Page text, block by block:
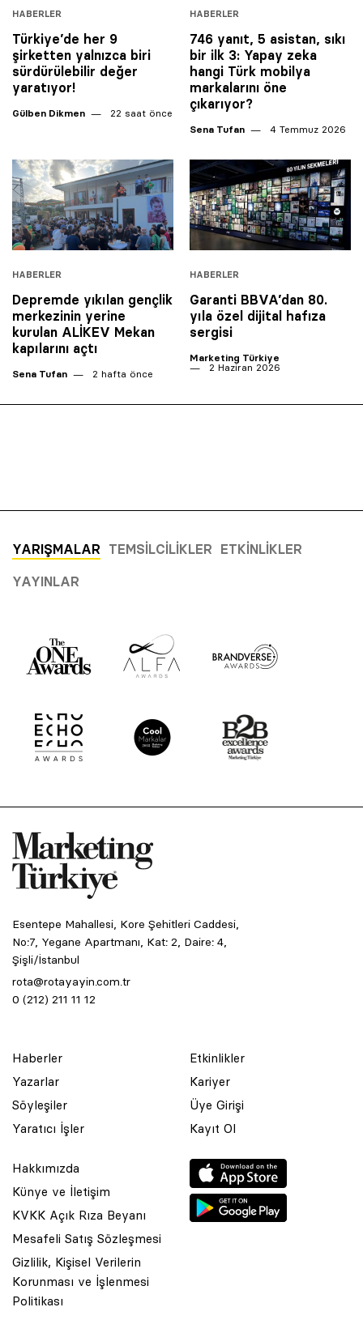
HABERLER
Türkiye’de her 9
şirketten yalnızca biri
sürdürülebilir değer
yaratıyor!
Gülben Dikmen 22 saat önce
HABERLER
746 yanıt, 5 asistan, sıkı
bir ilk 3: Yapay zeka
hangi Türk mobilya
markalarını öne
çıkarıyor?
Sena Tufan 4 Temmuz 2026
HABERLER
Depremde yıkılan gençlik
merkezinin yerine
kurulan ALİKEV Mekan
kapılarını açtı
Sena Tufan 2 hafta önce
HABERLER
Garanti BBVA’dan 80.
yıla özel dijital hafıza
sergisi
Marketing Türkiye
2 Haziran 2026
YARIŞMALAR TEMSILCILIKLER ETKINLIKLER
YAYINLAR
Esentepe Mahallesi, Kore Şehitleri Caddesi,
No:7, Yegane Apartmanı, Kat: 2, Daire: 4,
Şişli/İstanbul
rota@rotayayin.com.tr
0 (212) 211 11 12
Haberler
Yazarlar
Söyleşiler
Yaratıcı İşler
Etkinlikler
Kariyer
Üye Girişi
Kayıt Ol
Hakkımızda
Künye ve İletişim
KVKK Açık Rıza Beyanı
Mesafeli Satış Sözleşmesi
Gizlilik, Kişisel Verilerin
Korunması ve İşlenmesi
Politikası
© 2001 Rota Yayın Yapım Tanıtım Tic. Ltd. Şti. Bu Sitede Bulunan